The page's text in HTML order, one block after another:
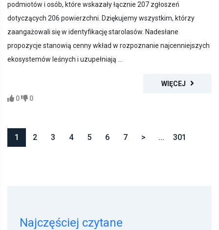
podmiotów i osób, które wskazały łącznie 207 zgłoszeń
dotyczących 206 powierzchni. Dziękujemy wszystkim, którzy
zaangażowali się w identyfikację starolasów. Nadesłane
propozycje stanowią cenny wkład w rozpoznanie najcenniejszych
ekosystemów leśnych i uzupełniają ...
WIĘCEJ
0
0
1 2 3 4 5 6 7 > ... 301
Najczęściej czytane